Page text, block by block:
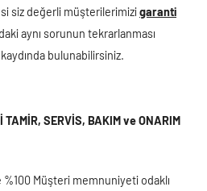
siz değerli müşterilerimizigaranti
aynı sorunun tekrarlanması
kaydında bulunabilirsiniz.
TAMİR, SERVİS, BAKIM ve ONARIM
%100 Müşteri memnuniyeti odaklı